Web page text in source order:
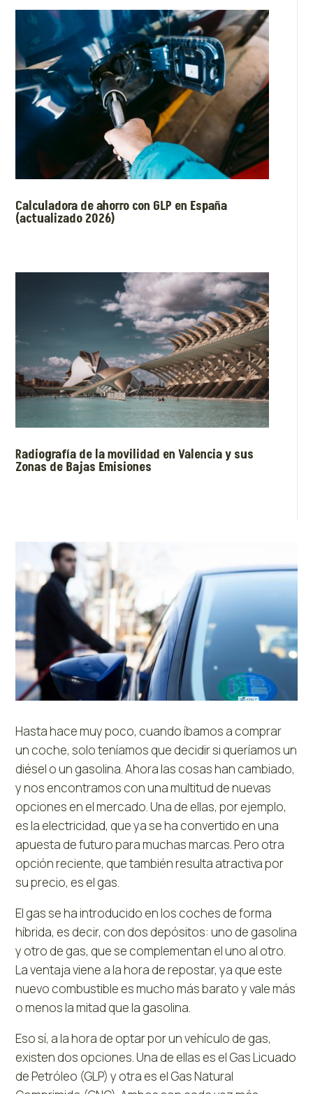
Calculadora de ahorro con GLP en España
(actualizado 2026)
Radiografía de la movilidad en Valencia y sus
Zonas de Bajas Emisiones
Hasta hace muy poco, cuando íbamos a comprar
un coche, solo teníamos que decidir si queríamos un
diésel o un gasolina. Ahora las cosas han cambiado,
y nos encontramos con una multitud de nuevas
opciones en el mercado. Una de ellas, por ejemplo,
es la electricidad, que ya se ha convertido en una
apuesta de futuro para muchas marcas. Pero otra
opción reciente, que también resulta atractiva por
su precio, es el gas.
El gas se ha introducido en los coches de forma
híbrida, es decir, con dos depósitos: uno de gasolina
y otro de gas, que se complementan el uno al otro.
La ventaja viene a la hora de repostar, ya que este
nuevo combustible es mucho más barato y vale más
o menos la mitad que la gasolina.
Eso sí, a la hora de optar por un vehículo de gas,
existen dos opciones. Una de ellas es el Gas Licuado
de Petróleo (GLP) y otra es el Gas Natural